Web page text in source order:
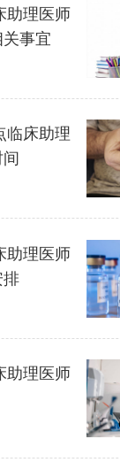
助理医师
事宜
临床助理
助理医师
助理医师